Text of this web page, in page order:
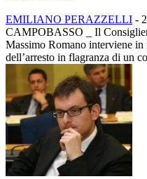
EMILIANO PERAZZELLI -
CAMPOBASSO _ Il
Massimo Romano interviene
dell’arresto in flagranza di un